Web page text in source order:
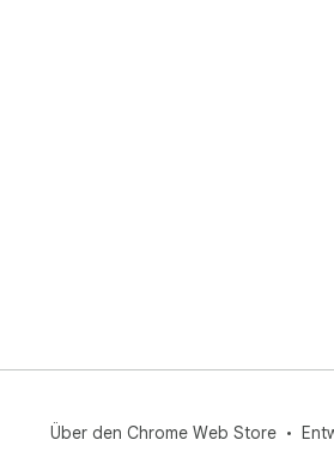
Über den Chrome Web Store